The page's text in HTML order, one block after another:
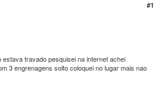
#1
travado pesquisei na internet achei
3 engrenagens solto coloquei no lugar mais nao